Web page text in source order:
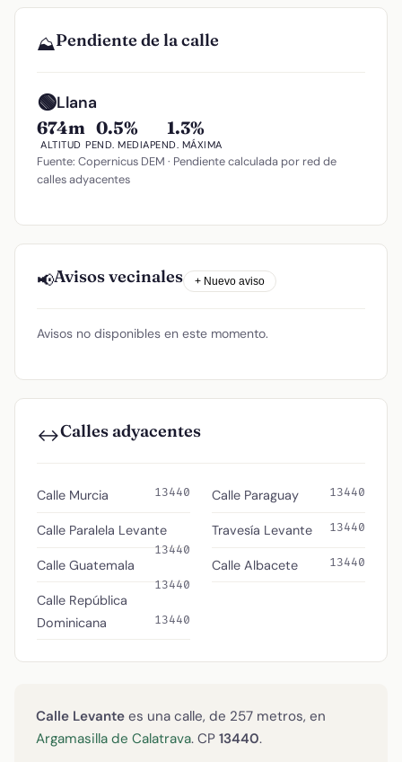
⛰️Pendiente de la calle
🟢Llana
674m
ALTITUD
0.5%
PEND. MEDIA
1.3%
PEND. MÁXIMA
Fuente: Copernicus DEM · Pendiente calculada por red de
calles adyacentes
📢Avisos vecinales + Nuevo aviso
Avisos no disponibles en este momento.
↔️Calles adyacentes
Calle Murcia 13440
Calle Paralela Levante
13440
Calle Guatemala
13440
Calle República
Dominicana
13440
Calle Paraguay 13440
Travesía Levante 13440
Calle Albacete 13440
Calle Levante es una calle, de 257 metros, en
Argamasilla de Calatrava. CP 13440.